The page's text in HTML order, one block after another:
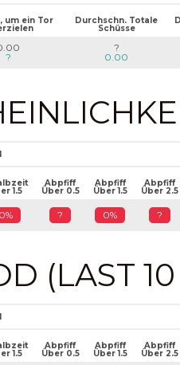
um ein Tor Durchschn. Totale
Schüsse
?
?
0.00
1.5
Abpfiff
Über 0.5
Abpfiff
Über 1.5
Abpfiff
Über 2.5
0% ? 0% ?
(LAST
1.5
Abpfiff
Über 0.5
Abpfiff
Über 1.5
Abpfiff
Über 2.5